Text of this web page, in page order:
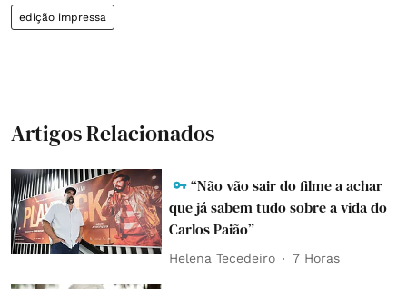
edição impressa
Artigos Relacionados
“Não vão sair do filme a achar
que já sabem tudo sobre a vida do
Carlos Paião”
Helena Tecedeiro 7 Horas